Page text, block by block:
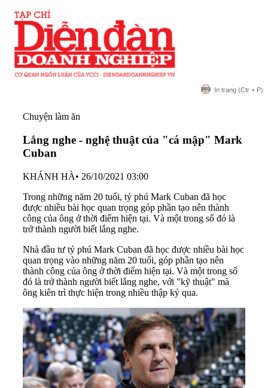
In trang (Ctr + P)
Chuyện làm ăn
Lắng nghe - nghệ thuật của "cá mập" Mark
Cuban
KHÁNH HÀ• 26/10/2021 03:00
Trong những năm 20 tuổi, tỷ phú Mark Cuban đã học
được nhiều bài học quan trọng góp phần tạo nên thành
công của ông ở thời điểm hiện tại. Và một trong số đó là
trở thành người biết lắng nghe.
Nhà đầu tư tỷ phú Mark Cuban đã học được nhiều bài học
quan trọng vào những năm 20 tuổi, góp phần tạo nên
thành công của ông ở thời điểm hiện tại. Và một trong số
đó là trở thành người biết lắng nghe, với "kỹ thuật" mà
ông kiên trì thực hiện trong nhiều thập kỷ qua.